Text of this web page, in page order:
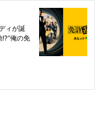
ィが誕
俺の免